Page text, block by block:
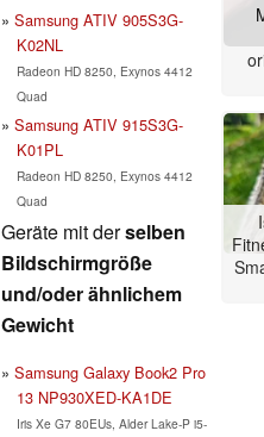
Samsung ATIV 905S3G-
K02NL
Radeon HD 8250, Exynos 4412
Quad
Samsung ATIV 915S3G-
K01PL
Radeon HD 8250, Exynos 4412
Quad
Geräte mit derselben
Bildschirmgröße
und/oder ähnlichem
Gewicht
Samsung Galaxy Book2 Pro
13 NP930XED-KA1DE
Iris Xe G7 80EUs, Alder Lake-P i5-